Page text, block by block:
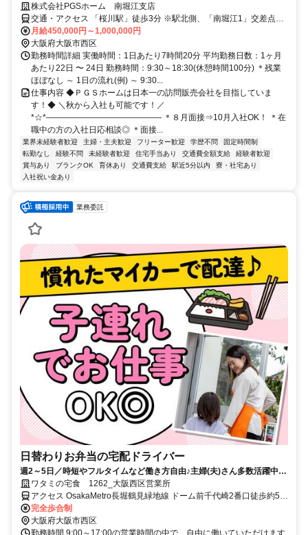
株式会社PGSホーム 南堀江支店
交通・アクセス 「桜川駅」徒歩3分 ※駅北側、「南堀江1」交差点す
ぐ
月給450,000円～1,000,000円
大阪府大阪市西区
勤務時間詳細 実働時間：1日あたり7時間20分 平均勤務日数：1ヶ月
あたり22日 〜 24日 勤務時間：9:30～18:30(休憩時間100分) ＊残業
ほぼなし ～ 1日の流れ(例) ～ 9:30...
仕事内容 ◆ＰＧＳホームは日本一の訪問販売会社を目指していま
す！◆ ＼秋から入社も可能です！／
*☆*―――――――――――――― ＊８月面接⇒10月入社OK！ ＊在
職中の方の入社日応相談◎ ＊面接...
業界未経験者歓迎 主婦・主夫歓迎 フリーター歓迎 学歴不問
固定時間制
転勤なし
経験不問 未経験者歓迎 住宅手当あり 交通費全額支給
経験者歓迎
賞与あり
ブランクOK 育休あり 交通費支給 駅近5分以内
寮・社宅あり
入社祝い金あり
業務委託
日替わりお弁当の宅配ドライバー
週2～5日／時短やフルタイムなど働き方自由♪主婦(夫)さん多数活躍中！
サポート体制バッチリなのでお子さんの行事でのお休みなども取りやす
い◎
ワタミの宅食 1262_大阪西区営業所
アクセス OsakaMetro長堀鶴見緑地線 ドーム前千代崎2番口徒歩約5
分、阪神なんば線/近鉄奈良線 ドーム前1番口徒歩約8分、OsakaMetro
長堀鶴見緑地線 西長堀4-A口徒歩約9分
完全歩合制
大阪府大阪市西区
勤務時間 9:00～17:00の営業時間の中で、自由に働いていただけます